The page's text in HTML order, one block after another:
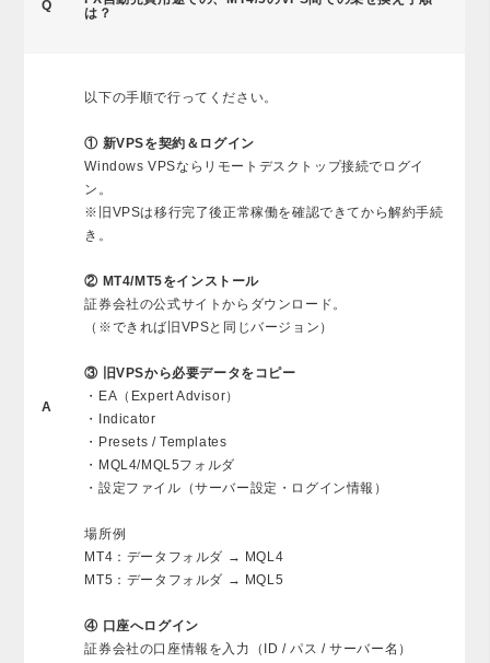
Q
は？
A
以下の手順で行ってください。
① 新VPSを契約＆ログイン
Windows VPSならリモートデスクトップ接続でログイ
ン。
※旧VPSは移行完了後正常稼働を確認できてから解約手続
き。
② MT4/MT5をインストール
証券会社の公式サイトからダウンロード。
（※できれば旧VPSと同じバージョン）
③ 旧VPSから必要データをコピー
・EA（Expert Advisor）
・Indicator
・Presets / Templates
・MQL4/MQL5フォルダ
・設定ファイル（サーバー設定・ログイン情報）
場所例
MT4：データフォルダ → MQL4
MT5：データフォルダ → MQL5
④ 口座へログイン
証券会社の口座情報を入力（ID / パス / サーバー名）